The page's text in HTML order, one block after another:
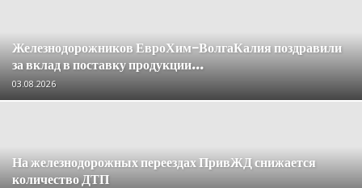
Железнодорожников ЕвроХим-ВолгаКалия поздравили
за вклад в поставку продукции...
03.08.2026
На железнодорожных переездах ПривЖД снижается
количество ДТП